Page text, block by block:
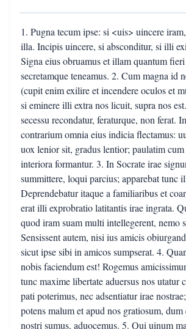
1. Pugna tecum ipse: si <uis> uincere
illa. Incipis uincere, si absconditur, si illi
Signa eius obruamus et illam quantum
secretamque teneamus. 2. Cum magna id
(cupit enim exilire et incendere oculos et
si eminere illi extra nos licuit, supra nos
secessu recondatur, feraturque, non ferat.
contrarium omnia eius indicia flectamus:
uox lenior sit, gradus lentior; paulatim
interiora formantur. 3. In Socrate irae
summittere, loqui parcius; apparebat tunc
Deprendebatur itaque a familiaribus et
erat illi exprobratio latitantis irae ingrata.
quod iram suam multi intellegerent, nemo
Sensissent autem, nisi ius amicis
sicut ipse sibi in amicos sumpserat. 4.
nobis faciendum est! Rogemus
tunc maxime libertate aduersus nos utatur
pati poterimus, nec adsentiatur irae
potens malum et apud nos gratiosum,
nostri sumus, aduocemus. 5. Qui uinum